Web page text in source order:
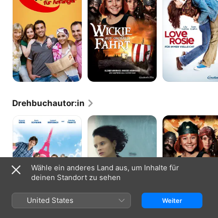
Fahrt
Für
immer
vielleicht
Drehbuchautor:in
Französisch
für
Anfänger
Silver
and
the
Book
Dreams
Wickie
auf
grosser
Fahrt
Wähle ein anderes Land aus, um Inhalte für
deinen Standort zu sehen
United States Weiter